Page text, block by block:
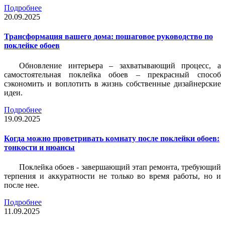
Подробнее
20.09.2025
Трансформация вашего дома: пошаговое руководство по
поклейке обоев
Обновление интерьера – захватывающий процесс, а
самостоятельная поклейка обоев – прекрасный способ
сэкономить и воплотить в жизнь собственные дизайнерские
идеи.
Подробнее
19.09.2025
Когда можно проветривать комнату после поклейки обоев:
тонкости и нюансы
Поклейка обоев - завершающий этап ремонта, требующий
терпения и аккуратности не только во время работы, но и
после нее.
Подробнее
11.09.2025